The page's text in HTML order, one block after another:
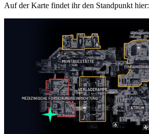
Auf der Karte findet ihr den Standpunkt hier: